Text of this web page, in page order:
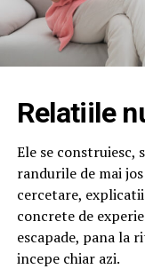
Relatiile
Ele se construiesc,
randurile de mai
cercetare,
concrete de
escapade, pana la
incepe chiar azi.